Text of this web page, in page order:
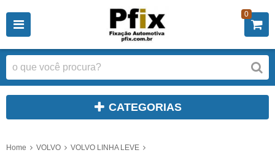
0
CATEGORIAS
Home VOLVO
VOLVO LINHA LEVE